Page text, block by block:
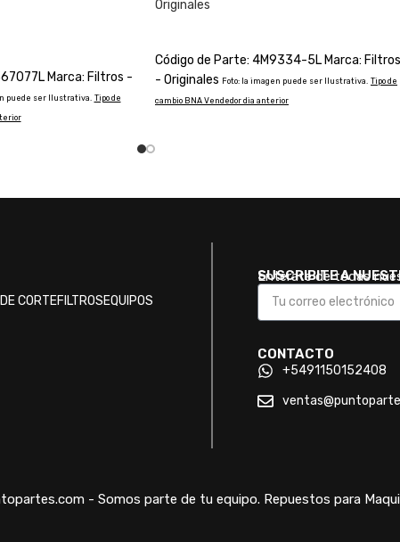
Marca: Filtros -
puede ser Ilustrativa. Tipo de
Originales
Código de Parte: 4M9334-5L Marca: Filtros
- Originales Foto: la imagen puede ser Ilustrativa. Tipo de
cambio BNA Vendedor dia anterior
CORTEFILTROSEQUIPOS
SUSCRIBITE A
Enterate de todas
CONTACTO
+5491150152408
- Somos parte de tu equipo. Repuestos para